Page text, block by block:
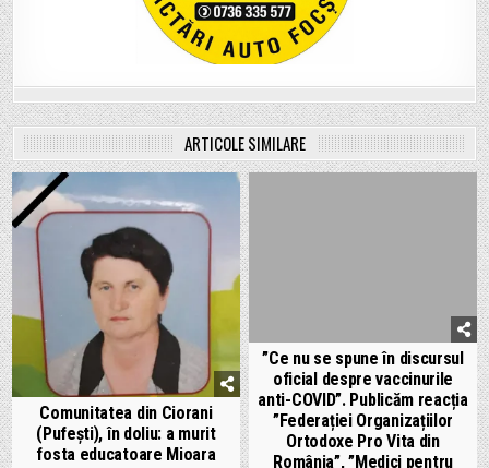
ARTICOLE SIMILARE
Comunitatea din Ciorani
(Pufești), în doliu: a murit
fosta educatoare Mioara
”Ce nu se spune în discursul
oficial despre vaccinurile
anti-COVID”. Publicăm reacția
”Federației Organizațiilor
Ortodoxe Pro Vita din
România”, ”Medici pentru